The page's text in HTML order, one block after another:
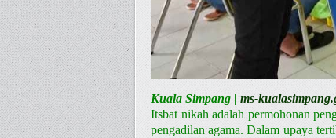
Kuala Simpang | ms-
Itsbat nikah adalah permohonan
pengadilan agama. Dalam upaya